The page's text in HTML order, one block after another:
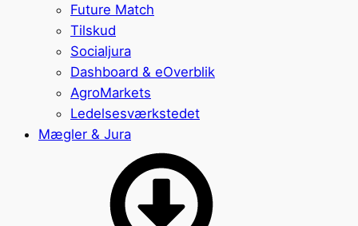
Future Match
Tilskud
Socialjura
Dashboard & eOverblik
AgroMarkets
Ledelsesværkstedet
Mægler & Jura